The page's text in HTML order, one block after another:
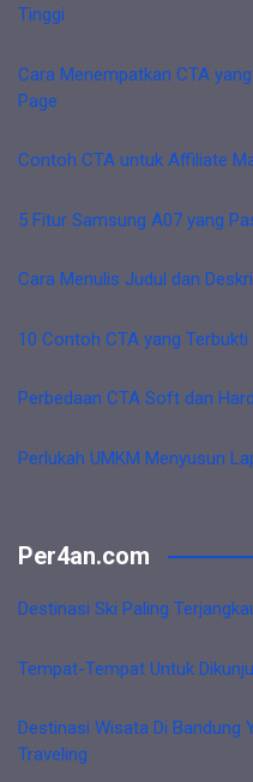
Tinggi
Cara Menempatkan CTA
Page
Contoh CTA untuk Affiliate
5 Fitur Samsung A07 yang
Cara Menulis Judul dan
10 Contoh CTA yang
Perbedaan CTA Soft dan
Perlukah UMKM Menyusun
Per4an.com
Destinasi Ski Paling
Tempat-Tempat Untuk
Destinasi Wisata Di Bandung
Traveling